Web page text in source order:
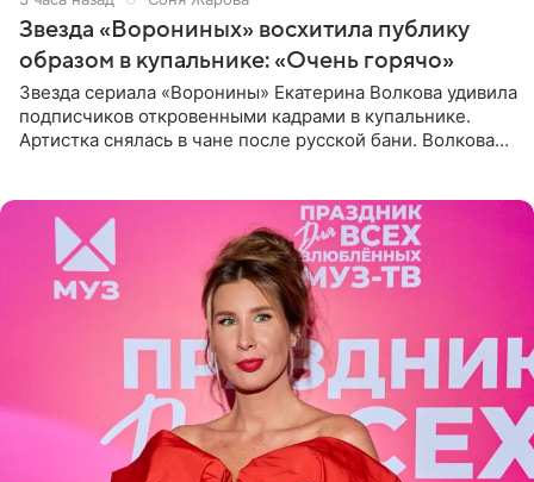
Звезда «Ворониных» восхитила публику
образом в купальнике: «Очень горячо»
Звезда сериала «Воронины» Екатерина Волкова удивила
подписчиков откровенными кадрами в купальнике.
Артистка снялась в чане после русской бани. Волкова